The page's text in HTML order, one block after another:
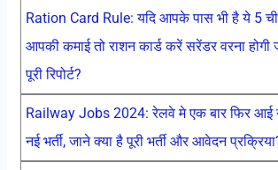
Ration Card Rule: यदि आपके पास भी है ये 5
आपकी कमाई तो राशन कार्ड करें सरेंडर वरना
पूरी रिपोर्ट?
Railway Jobs 2024: रेलवे मे एक बार फिर आई
नई भर्ती, जाने क्या है पूरी भर्ती और आवेदन